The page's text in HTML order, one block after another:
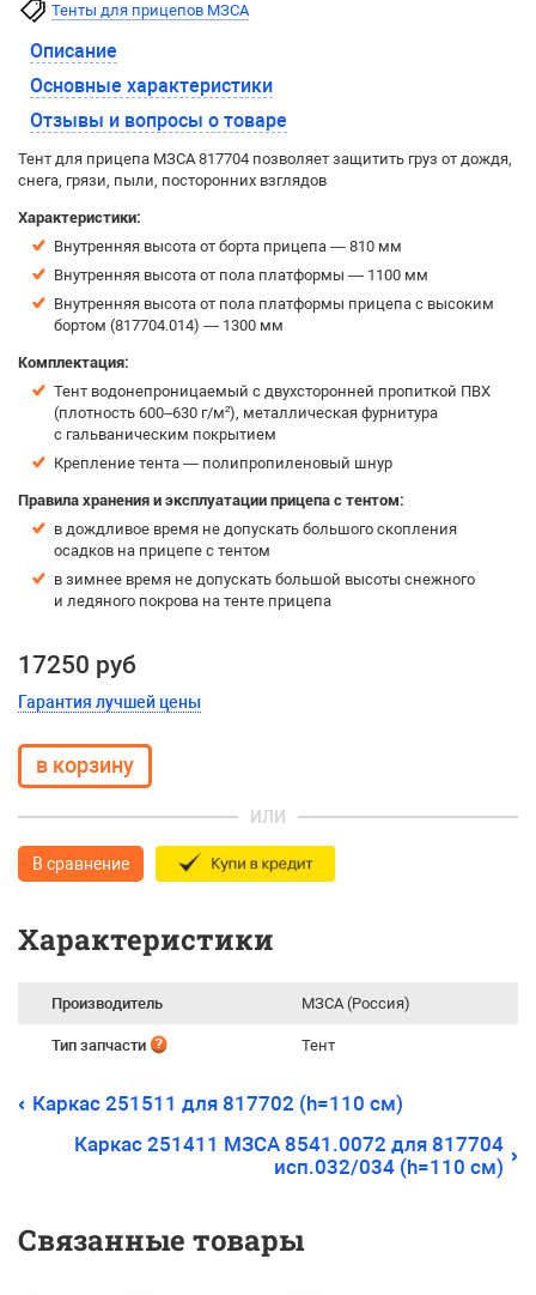
Тенты для прицепов МЗСА
Описание
Основные характеристики
Отзывы и вопросы о товаре
Тент для прицепа МЗСА 817704 позволяет защитить груз от дождя,
снега, грязи, пыли, посторонних взглядов
Характеристики:
Внутренняя высота от борта прицепа — 810 мм
Внутренняя высота от пола платформы — 1100 мм
Внутренняя высота от пола платформы прицепа с высоким
бортом (817704.014) — 1300 мм
Комплектация:
Тент водонепроницаемый с двухсторонней пропиткой ПВХ
(плотность 600–630 г/м²), металлическая фурнитура
с гальваническим покрытием
Крепление тента — полипропиленовый шнур
Правила хранения и эксплуатации прицепа с тентом:
в дождливое время не допускать большого скопления
осадков на прицепе с тентом
в зимнее время не допускать большой высоты снежного
и ледяного покрова на тенте прицепа
17250 руб
Гарантия лучшей цены
ИЛИ
В сравнение
Характеристики
Производитель МЗСА (Россия)
Тип запчасти Тент
Каркас 251511 для 817702 (h=110 см)
Каркас 251411 МЗСА 8541.0072 для 817704
исп.032/034 (h=110 см)
Связанные товары